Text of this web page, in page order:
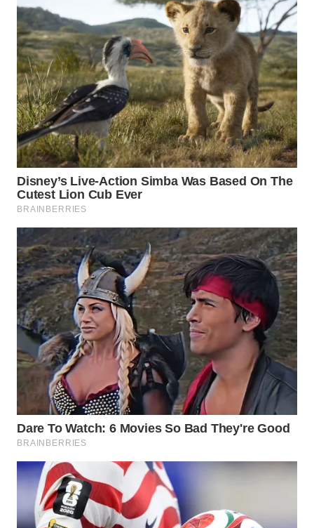
WN
MANDALIKA
WN
LIKUPANG
WN
LABUANBAJO
WN
BORNEO
Wahana
Media
Group
WAHANA
NEWS
WAHANA
TANI
WAHANA
ADVOKAT
WAHANA
INFRASTRUKTUR
WAHANA